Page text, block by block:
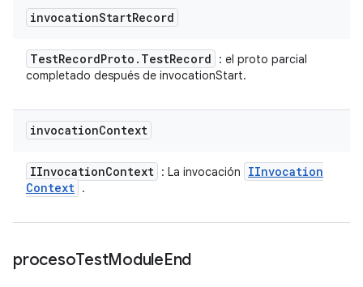
invocationStartRecord
TestRecordProto . TestRecord
: el proto parcial
completado después de invocationStart.
invocationContext
IInvocationContext : La invocación
IInvocation
Context .
procesoTestModuleEnd